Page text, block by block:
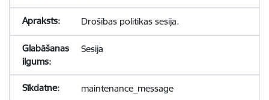
Drošības politikas sesija.
Sesija
maintenance_message